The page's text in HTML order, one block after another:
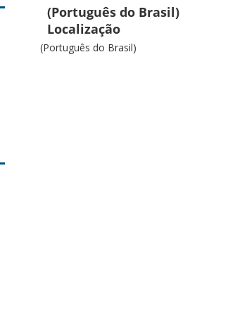
(Português do Brasil)
Localização
(Português do Brasil)